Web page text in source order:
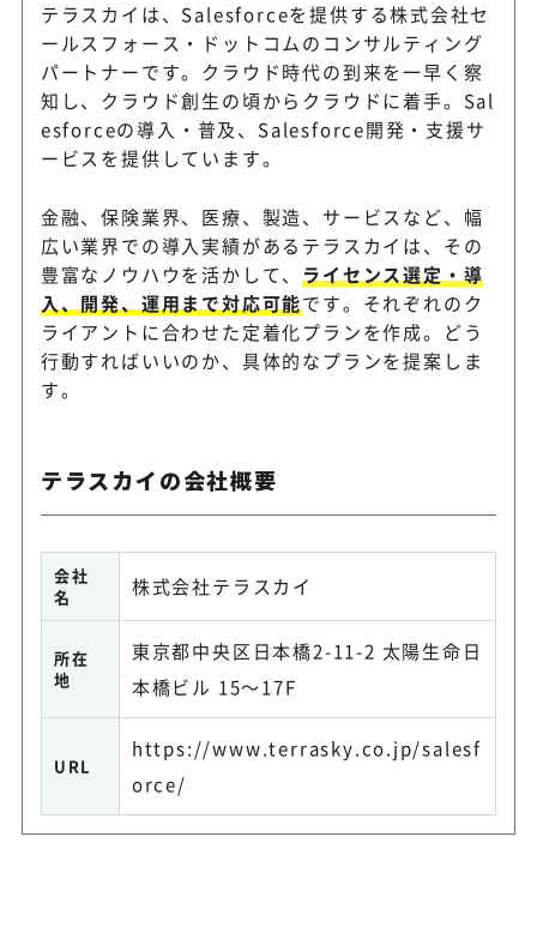
テラスカイは、Salesforceを提供する株式会社セ
ールスフォース・ドットコムのコンサルティング
パートナーです。クラウド時代の到来を一早く察
知し、クラウド創生の頃からクラウドに着手。Sal
esforceの導入・普及、Salesforce開発・支援サ
ービスを提供しています。
金融、保険業界、医療、製造、サービスなど、幅
広い業界での導入実績があるテラスカイは、その
豊富なノウハウを活かして、ライセンス選定・導
入、開発、運用まで対応可能です。それぞれのク
ライアントに合わせた定着化プランを作成。どう
行動すればいいのか、具体的なプランを提案しま
す。
テラスカイの会社概要
会社
名
株式会社テラスカイ
所在
地
東京都中央区日本橋2-11-2 太陽生命日
本橋ビル 15～17F
URL
https://www.terrasky.co.jp/salesf
orce/